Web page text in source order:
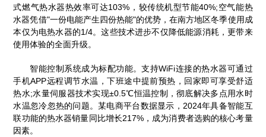
式燃气热水器热效率可达103%，较传统机型节能40%;空气能热
水器凭借"一份电能产生四份热能"的优势，在南方地区冬季使用成
本仅为电热水器的1/4。这些技术进步不仅降低能源消耗，更带来
使用体验的全面升级。
智能控制系统成为标配功能。支持WiFi连接的热水器可通过
手机APP远程调节水温，下班途中提前预热，回家即可享受舒适
热水;水量伺服器技术实现±0.5℃恒温控制，彻底解决多点用水时
水温忽冷忽热的问题。某电商平台数据显示，2024年具备智能互
联功能的热水器销量同比增长217%，成为消费者选购的核心考量
因素。